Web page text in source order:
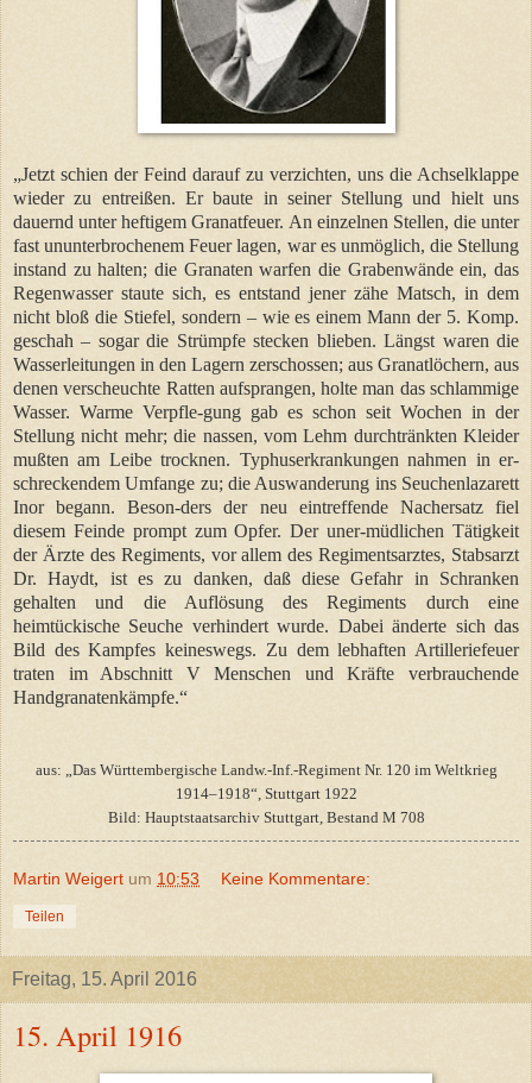
„Jetzt schien der Feind darauf zu verzichten, uns die Achselklappe
wieder zu entreißen. Er baute in seiner Stellung und hielt uns
dauernd unter heftigem Granatfeuer. An einzelnen Stellen, die unter
fast ununterbrochenem Feuer lagen, war es unmöglich, die Stellung
instand zu halten; die Granaten warfen die Grabenwände ein, das
Regenwasser staute sich, es entstand jener zähe Matsch, in dem
nicht bloß die Stiefel, sondern – wie es einem Mann der 5. Komp.
geschah – sogar die Strümpfe stecken blieben. Längst waren die
Wasserleitungen in den Lagern zerschossen; aus Granatlöchern, aus
denen verscheuchte Ratten aufsprangen, holte man das schlammige
Wasser. Warme Verpfle-gung gab es schon seit Wochen in der
Stellung nicht mehr; die nassen, vom Lehm durchtränkten Kleider
mußten am Leibe trocknen. Typhuserkrankungen nahmen in er-
schreckendem Umfange zu; die Auswanderung ins Seuchenlazarett
Inor begann. Beson-ders der neu eintreffende Nachersatz fiel
diesem Feinde prompt zum Opfer. Der uner-müdlichen Tätigkeit
der Ärzte des Regiments, vor allem des Regimentsarztes, Stabsarzt
Dr. Haydt, ist es zu danken, daß diese Gefahr in Schranken
gehalten und die Auflösung des Regiments durch eine
heimtückische Seuche verhindert wurde. Dabei änderte sich das
Bild des Kampfes keineswegs. Zu dem lebhaften Artilleriefeuer
traten im Abschnitt V Menschen und Kräfte verbrauchende
Handgranatenkämpfe.“
aus: „Das Württembergische Landw.-Inf.-Regiment Nr. 120 im Weltkrieg
1914–1918“, Stuttgart 1922
Bild: Hauptstaatsarchiv Stuttgart, Bestand M 708
Martin Weigert um 10:53 Keine Kommentare:
Teilen
Freitag, 15. April 2016
15. April 1916